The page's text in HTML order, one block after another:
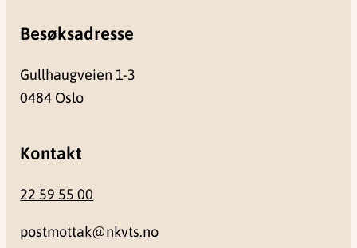
Besøksadresse
Gullhaugveien 1-3
0484 Oslo
Kontakt
22 59 55 00
postmottak@nkvts.no